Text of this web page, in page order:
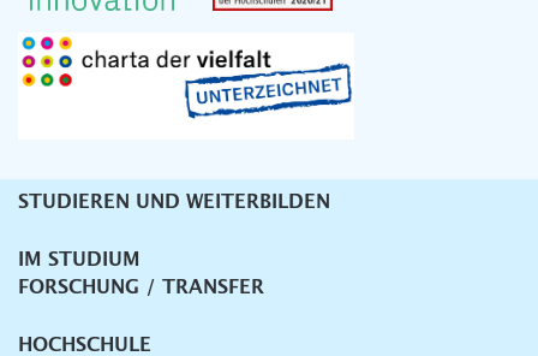
Unternavigation
STUDIEREN UND WEITERBILDEN
IM STUDIUM
FORSCHUNG / TRANSFER
HOCHSCHULE